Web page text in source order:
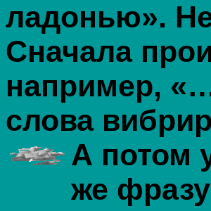
ладонью».
Сначала
например,
слова
А потом
же